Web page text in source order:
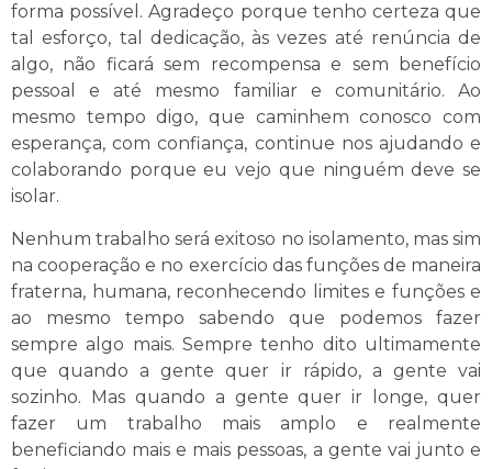
forma possível. Agradeço porque tenho certeza que
tal esforço, tal dedicação, às vezes até renúncia de
algo, não ficará sem recompensa e sem benefício
pessoal e até mesmo familiar e comunitário. Ao
mesmo tempo digo, que caminhem conosco com
esperança, com confiança, continue nos ajudando e
colaborando porque eu vejo que ninguém deve se
isolar.
Nenhum trabalho será exitoso no isolamento, mas sim
na cooperação e no exercício das funções de maneira
fraterna, humana, reconhecendo limites e funções e
ao mesmo tempo sabendo que podemos fazer
sempre algo mais. Sempre tenho dito ultimamente
que quando a gente quer ir rápido, a gente vai
sozinho. Mas quando a gente quer ir longe, quer
fazer um trabalho mais amplo e realmente
beneficiando mais e mais pessoas, a gente vai junto e